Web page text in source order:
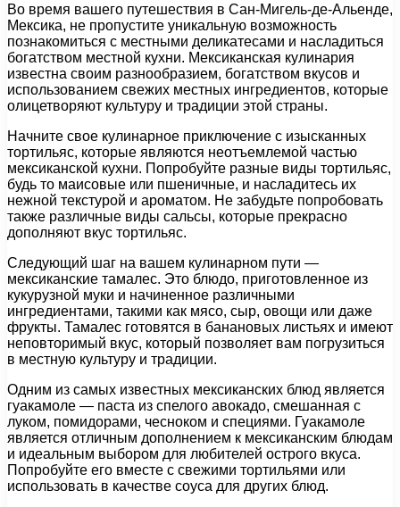
Во время вашего путешествия в Сан-Мигель-де-Альенде,
Мексика, не пропустите уникальную возможность
познакомиться с местными деликатесами и насладиться
богатством местной кухни. Мексиканская кулинария
известна своим разнообразием, богатством вкусов и
использованием свежих местных ингредиентов, которые
олицетворяют культуру и традиции этой страны.
Начните свое кулинарное приключение с изысканных
тортильяс, которые являются неотъемлемой частью
мексиканской кухни. Попробуйте разные виды тортильяс,
будь то маисовые или пшеничные, и насладитесь их
нежной текстурой и ароматом. Не забудьте попробовать
также различные виды сальсы, которые прекрасно
дополняют вкус тортильяс.
Следующий шаг на вашем кулинарном пути —
мексиканские тамалес. Это блюдо, приготовленное из
кукурузной муки и начиненное различными
ингредиентами, такими как мясо, сыр, овощи или даже
фрукты. Тамалес готовятся в банановых листьях и имеют
неповторимый вкус, который позволяет вам погрузиться
в местную культуру и традиции.
Одним из самых известных мексиканских блюд является
гуакамоле — паста из спелого авокадо, смешанная с
луком, помидорами, чесноком и специями. Гуакамоле
является отличным дополнением к мексиканским блюдам
и идеальным выбором для любителей острого вкуса.
Попробуйте его вместе с свежими тортильями или
использовать в качестве соуса для других блюд.